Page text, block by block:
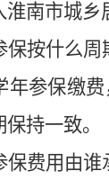
南市城乡
保按什么周
年参保缴
持一致。
费用由谁